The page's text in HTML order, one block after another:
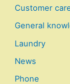
Customer
General
Laundry
News
Phone